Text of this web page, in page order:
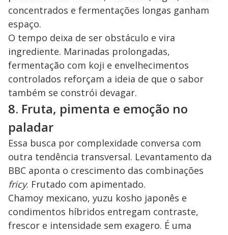
concentrados e fermentações longas ganham
espaço.
O tempo deixa de ser obstáculo e vira
ingrediente. Marinadas prolongadas,
fermentação com koji e envelhecimentos
controlados reforçam a ideia de que o sabor
também se constrói devagar.
8. Fruta, pimenta e emoção no
paladar
Essa busca por complexidade conversa com
outra tendência transversal. Levantamento da
BBC aponta o crescimento das combinações
fricy. Frutado com apimentado.
Chamoy mexicano, yuzu kosho japonês e
condimentos híbridos entregam contraste,
frescor e intensidade sem exagero. É uma